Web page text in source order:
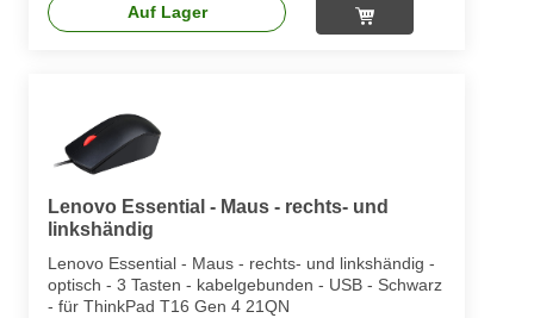
Auf Lager
Lenovo Essential - Maus - rechts- und
linkshändig
Lenovo Essential - Maus - rechts- und linkshändig -
optisch - 3 Tasten - kabelgebunden - USB - Schwarz
- für ThinkPad T16 Gen 4 21QN